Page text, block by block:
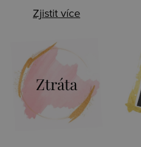
Zjistit více
Ztráta